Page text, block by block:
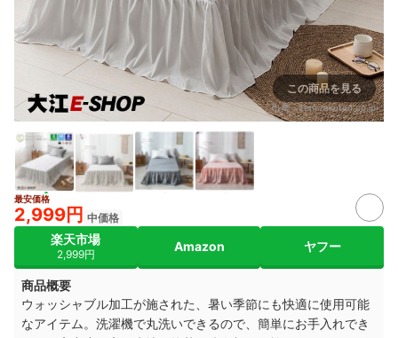
この商品を見る
出典：item.rakuten.co.jp
最安価格
2,999円 中価格
楽天市場
2,999円
Amazon ヤフー
商品概要
ウォッシャブル加工が施された、暑い季節にも快適に使用可能
なアイテム。洗濯機で丸洗いできるので、簡単にお手入れでき